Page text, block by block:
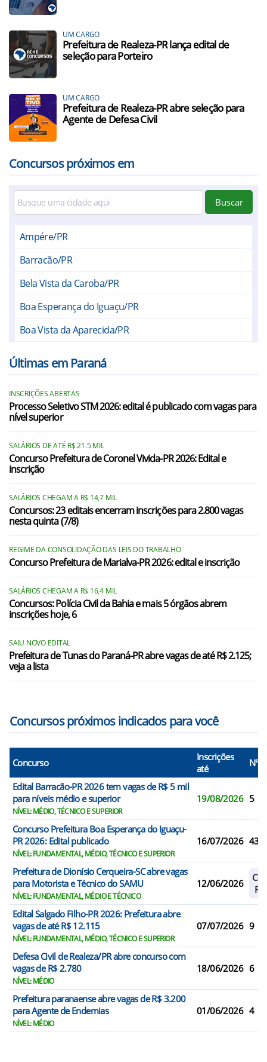
UM CARGO
Prefeitura de Realeza-PR lança edital de
seleção para Porteiro
UM CARGO
Prefeitura de Realeza-PR abre seleção para
Agente de Defesa Civil
Concursos próximos em
Buscar
Ampére/PR
Barracão/PR
Bela Vista da Caroba/PR
Boa Esperança do Iguaçu/PR
Boa Vista da Aparecida/PR
Capitão Leônidas Marques/PR
Cruzeiro do Iguaçu/PR
Dois Vizinhos/PR
Enéas Marques/PR
Flor da Serra do Sul/PR
Francisco Beltrão/PR
Lindoeste/PR
Manfrinópolis/PR
Nova Esperança do Sudoeste/PR
Nova Prata do Iguaçu/PR
Pérola d`Oeste/PR
Pinhal de São Bento/PR
Planalto/PR
Últimas em Paraná
INSCRIÇÕES ABERTAS
Processo Seletivo STM 2026: edital é publicado com vagas para
nível superior
SALÁRIOS DE ATÉ R$ 21.5 MIL
Concurso Prefeitura de Coronel Vivida-PR 2026: Edital e
inscrição
SALÁRIOS CHEGAM A R$ 14,7 MIL
Concursos: 23 editais encerram inscrições para 2.800 vagas
nesta quinta (7/8)
REGIME DA CONSOLIDAÇÃO DAS LEIS DO TRABALHO
Concurso Prefeitura de Marialva-PR 2026: edital e inscrição
SALÁRIOS CHEGAM A R$ 16,4 MIL
Concursos: Polícia Civil da Bahia e mais 5 órgãos abrem
inscrições hoje, 6
SAIU NOVO EDITAL
Prefeitura de Tunas do Paraná-PR abre vagas de até R$ 2.125;
veja a lista
Concursos próximos indicados para você
Concurso
Inscrições
até
N°
Edital Barracão-PR 2026 tem vagas de R$ 5 mil
para níveis médio e superior
NÍVEL: MÉDIO, TÉCNICO E SUPERIOR
19/08/2026 5
Concurso Prefeitura Boa Esperança do Iguaçu-
PR 2026: Edital publicado
NÍVEL: FUNDAMENTAL, MÉDIO, TÉCNICO E SUPERIOR
16/07/2026 43
Prefeitura de Dionísio Cerqueira-SC abre vagas
para Motorista e Técnico do SAMU
NÍVEL: FUNDAMENTAL, MÉDIO E TÉCNICO
12/06/2026
Edital Salgado Filho-PR 2026: Prefeitura abre
vagas de até R$ 12.115
NÍVEL: FUNDAMENTAL, MÉDIO, TÉCNICO E SUPERIOR
07/07/2026 9
Defesa Civil de Realeza/PR abre concurso com
vagas de R$ 2.780
NÍVEL: MÉDIO
18/06/2026 6
Prefeitura paranaense abre vagas de R$ 3.200
para Agente de Endemias
NÍVEL: MÉDIO
01/06/2026 4